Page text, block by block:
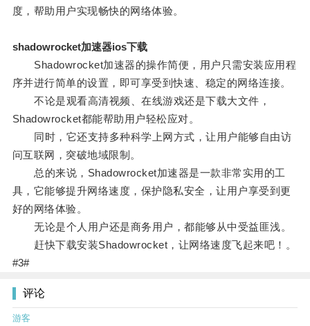
度，帮助用户实现畅快的网络体验。
shadowrocket加速器ios下载
Shadowrocket加速器的操作简便，用户只需安装应用程
序并进行简单的设置，即可享受到快速、稳定的网络连接。
不论是观看高清视频、在线游戏还是下载大文件，
Shadowrocket都能帮助用户轻松应对。
同时，它还支持多种科学上网方式，让用户能够自由访
问互联网，突破地域限制。
总的来说，Shadowrocket加速器是一款非常实用的工
具，它能够提升网络速度，保护隐私安全，让用户享受到更
好的网络体验。
无论是个人用户还是商务用户，都能够从中受益匪浅。
赶快下载安装Shadowrocket，让网络速度飞起来吧！。
#3#
评论
游客